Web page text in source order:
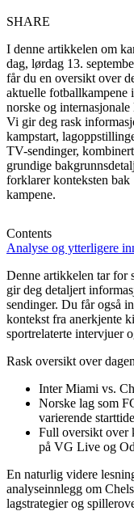
SHARE
I denne artikkelen om
dag, lørdag 13.
får du en oversikt over
aktuelle fotballkampene
norske og internasjonale
Vi gir deg rask
kampstart,
TV-sendinger,
grundige
forklarer konteksten bak
kampene.
Contents
Analyse og ytterligere
Denne artikkelen tar for
gir deg detaljert
sendinger. Du får også
kontekst fra anerkjente
sportrelaterte intervjuer
Rask oversikt over
Inter Miami vs.
Norske lag som
varierende
Full oversikt over
på VG Live og
En naturlig videre
analyseinnlegg om
lagstrategier og